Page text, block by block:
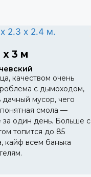
х 3 м
качеством очень
с дымоходом,
мусор, чего
смола —
за один день. Больше с
топится до 85
кайф всем банька